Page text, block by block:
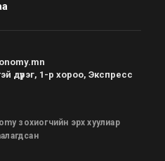
дүүрэг, 1-р хороо, Экспресс
зохиогчийн эрх хуулиар